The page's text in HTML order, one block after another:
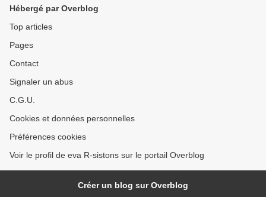
Hébergé par Overblog
Top articles
Pages
Contact
Signaler un abus
C.G.U.
Cookies et données personnelles
Préférences cookies
Voir le profil de eva R-sistons sur le portail Overblog
Créer un blog sur Overblog